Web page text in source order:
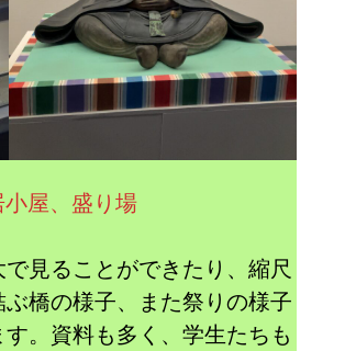
屋、盛り場
見ることができたり、縮尺
橋の様子、また祭りの様子
。資料も多く、学生たちも